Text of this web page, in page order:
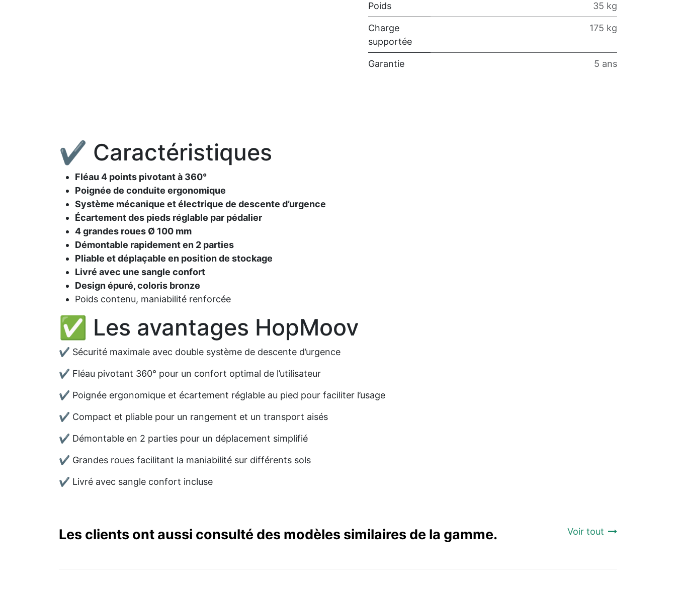
Poids 35 kg
Charge
supportée
175 kg
Garantie 5 ans
✔ Caractéristiques
Fléau 4 points pivotant à 360°
Poignée de conduite ergonomique
Système mécanique et électrique de descente d’urgence
Écartement des pieds réglable par pédalier
4 grandes roues Ø 100 mm
Démontable rapidement en 2 parties
Pliable et déplaçable en position de stockage
Livré avec une sangle confort
Design épuré, coloris bronze
Poids contenu, maniabilité renforcée
✅ Les avantages HopMoov
✔ Sécurité maximale avec double système de descente d’urgence
✔ Fléau pivotant 360° pour un confort optimal de l’utilisateur
✔ Poignée ergonomique et écartement réglable au pied pour faciliter l’usage
✔ Compact et pliable pour un rangement et un transport aisés
✔ Démontable en 2 parties pour un déplacement simplifié
✔ Grandes roues facilitant la maniabilité sur différents sols
✔ Livré avec sangle confort incluse
Les clients ont aussi consulté des modèles similaires de la gamme. Voir tout